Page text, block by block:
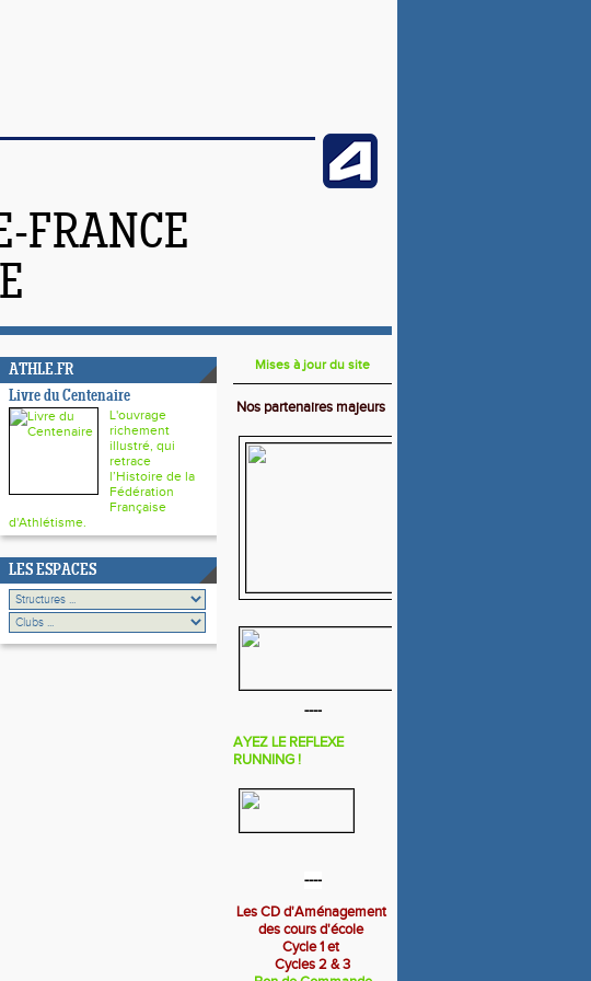
FRANCE
ATHLE.FR
Livre du Centenaire
L'ouvrage
richement
illustré, qui
retrace
l’Histoire de la
Fédération
Française
d'Athlétisme.
LES ESPACES
Mises à jour du site
Nos partenaires majeurs
----
AYEZ LE REFLEXE
RUNNING !
----
Les CD d'Aménagement
des cours d'école
Cycle 1 et
Cycles 2 & 3